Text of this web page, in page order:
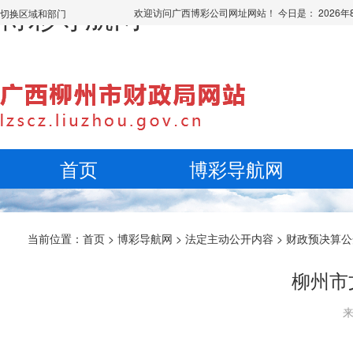
博彩导航网
切换区域和部门 欢迎访问广西博彩公司网址网站！ 今日是： 2026
首页 博彩导航网
当前位置： 首页 > 博彩导航网 > 法定主动公开内容 > 财政预决算
柳州